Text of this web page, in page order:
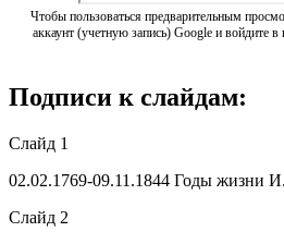
Чтобы пользоваться предварительным
аккаунт (учетную запись) Google и войдите в
Подписи к слайдам:
Слайд 1
02.02.1769-09.11.1844 Годы жизни
Слайд 2